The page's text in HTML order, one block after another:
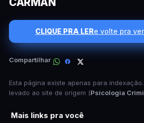
CLIQUE PRA LERe volte pra
Compartilhar
Esta página existe apenas para
levado ao site de origem (Psicologia
Mais links pra você